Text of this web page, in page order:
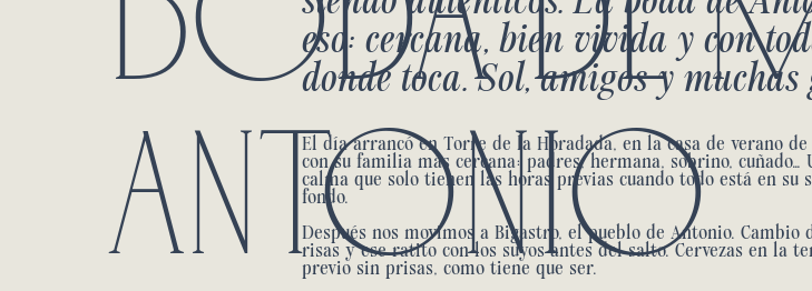
ANTONIO
eso: cercana, bien vivida y con
donde toca. Sol, amigos y muchas
El día arrancó en Torre de la Horadada, en la casa de verano
con su familia más cercana: padres, hermana, sobrino,
calma que solo tienen las horas previas cuando todo está en
fondo.
Después nos movimos a Bigastro, el pueblo de Antonio.
risas y ese ratito con los suyos antes del salto. Cervezas en la
previo sin prisas, como tiene que ser.